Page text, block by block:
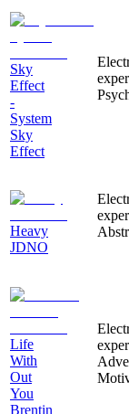
Sky
Effect
-
System
Sky
Effect
Heavy
JDNO
Life
With
Out
You
Brentin